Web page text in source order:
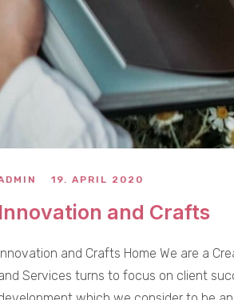
19. APRIL 2020
Innovation and Crafts
and Crafts Home We are a
Services turns to focus on client